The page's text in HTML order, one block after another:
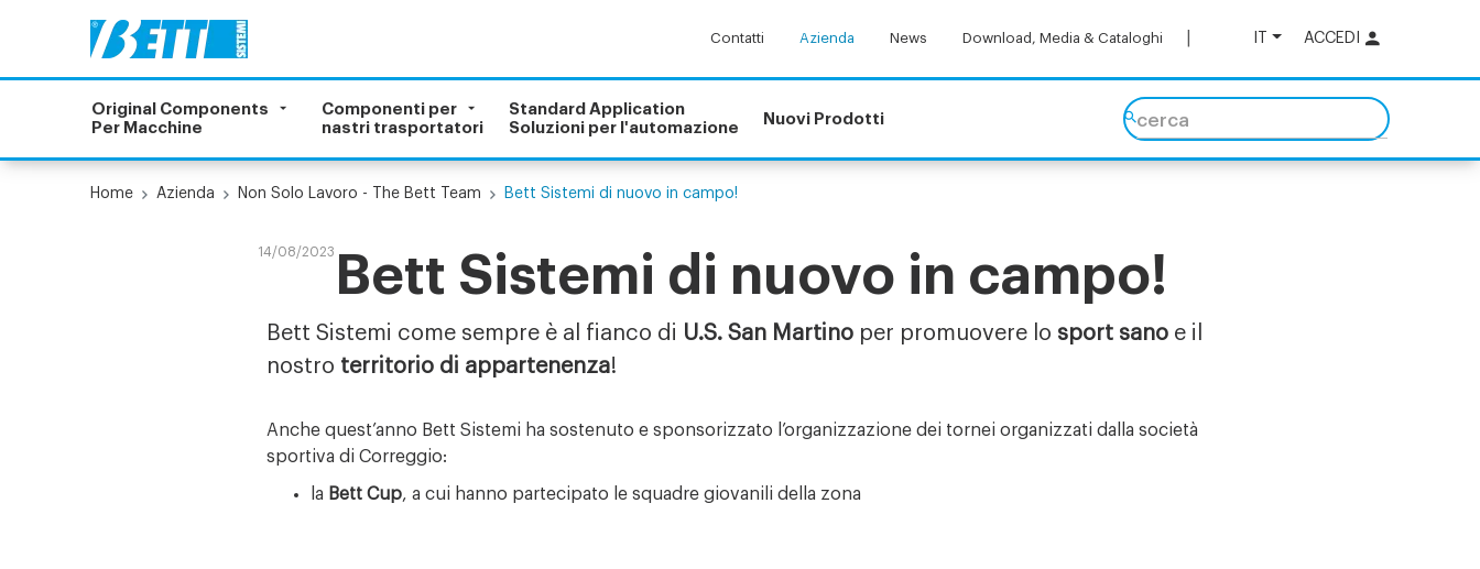
ACCEDI
Contatti Azienda News Download, Media & Cataloghi
Original Components
Per Macchine
Componenti per
nastri trasportatori
Standard Application
Soluzioni per l'automazione
Nuovi Prodotti cerca
Home Azienda Non Solo Lavoro - The Bett Team Bett Sistemi di nuovo in campo!
14/08/2023 Bett Sistemi di nuovo in campo!
Bett Sistemi come sempre è al fianco di U.S. San Martino per promuovere lo sport sano e il
nostro territorio di appartenenza!
Anche quest’anno Bett Sistemi ha sostenuto e sponsorizzato l’organizzazione dei tornei organizzati dalla società
sportiva di Correggio:
la Bett Cup, a cui hanno partecipato le squadre giovanili della zona